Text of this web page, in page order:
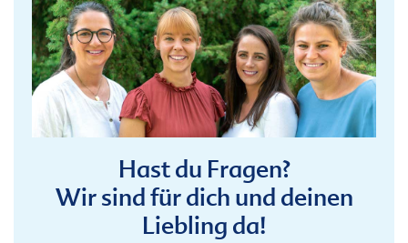
Hast du Fragen?
Wir sind für dich und deinen
Liebling da!